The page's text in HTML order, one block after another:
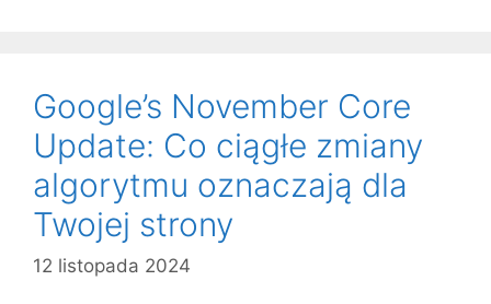
Google’s November Core
Update: Co ciągłe zmiany
algorytmu oznaczają dla
Twojej strony
12 listopada 2024